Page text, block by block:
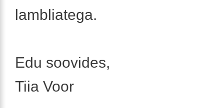
lambliatega.
Edu soovides,
Tiia Voor